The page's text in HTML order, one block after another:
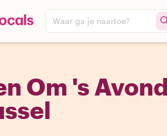
Waar ga je naartoe?
Om 's